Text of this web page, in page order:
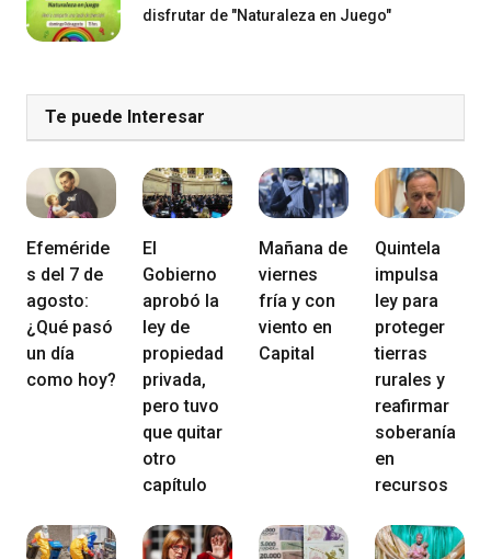
disfrutar de "Naturaleza en Juego"
Te puede Interesar
Efeméride
s del 7 de
agosto:
¿Qué pasó
un día
como hoy?
El
Gobierno
aprobó la
ley de
propiedad
privada,
pero tuvo
que quitar
otro
capítulo
Mañana de
viernes
fría y con
viento en
Capital
Quintela
impulsa
ley para
proteger
tierras
rurales y
reafirmar
soberanía
en
recursos